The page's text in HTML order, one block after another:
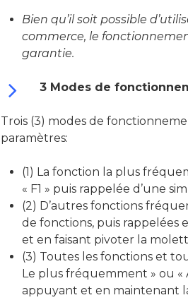
Bien qu’il soit possible
commerce, le
garantie.
3 Modes de
Trois (3) modes de
paramètres:
(1) La fonction la plus
« F1 » puis rappelée d’une
(2) D’autres fonctions
de fonctions, puis rappelées
et en faisant pivoter la
(3) Toutes les fonctions et
Le plus fréquemment » ou
appuyant et en maintenant